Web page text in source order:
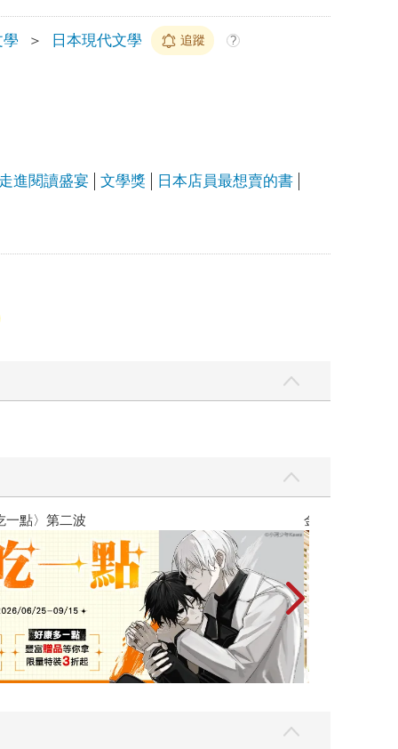
＞ 日本現代文學 追蹤 ?
進閱讀盛宴 文學獎 日本店員最想賣的書
一點〉第二波 金石堂2026海